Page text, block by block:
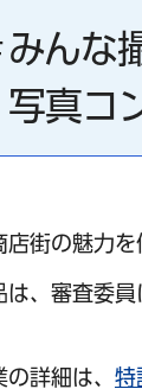
みんな
写真コ
店街の魅力を
は、審査委
詳細は、 特